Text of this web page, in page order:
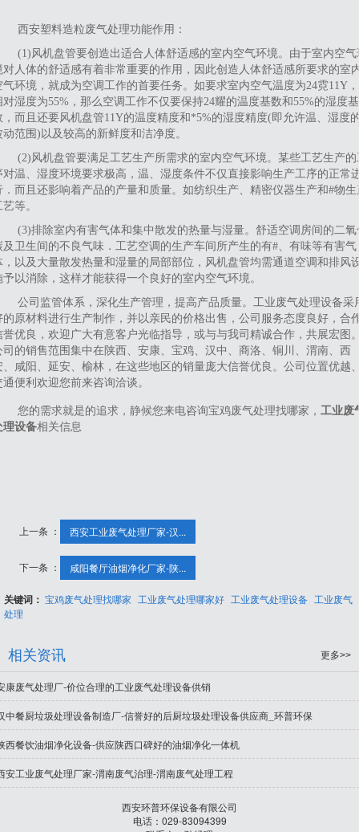
西安塑料造粒废气处理功能作用：
(1)风机盘管要创造出适合人体舒适感的室内空气环境。由于室内空气
对人体的舒适感有着非常重要的作用，因此创造人体舒适感所要求的室
气环境，就成为空调工作的首要任务。如要求室内空气温度为24霓11Y，
对湿度为55%，那么空调工作不仅要保持24耀的温度基数和55%的湿度基
，而且还要风机盘管11Y的温度精度和*5%的湿度精度(即允许温、湿度
动范围)以及较高的新鲜度和洁净度。
(2)风机盘管要满足工艺生产所需求的室内空气环境。某些工艺生产的
对温、湿度环境要求极高，温、湿度条件不仅直接影响生产工序的正常
．而且还影响着产品的产量和质量。如纺织生产、精密仪器生产和#物生
等。
(3)排除室内有害气体和集中散发的热量与湿量。舒适空调房间的二氧
及卫生间的不良气味．工艺空调的生产车间所产生的有#、有味等有害气
，以及大量散发热量和湿量的局部部位，风机盘管均需通道空调和排风
予以消除，这样才能获得一个良好的室内空气环境。
公司监管体系，深化生产管理，提高产品质量。工业废气处理设备采
的原材料进行生产制作，并以亲民的价格出售，公司服务态度良好，合
誉优良，欢迎广大有意客户光临指导，或与与我司精诚合作，共展宏图
司的销售范围集中在陕西、安康、宝鸡、汉中、商洛、铜川、渭南、西
、咸阳、延安、榆林，在这些地区的销量庞大信誉优良。公司位置优越
通便利欢迎您前来咨询洽谈。
您的需求就是的追求，静候您来电咨询宝鸡废气处理找哪家， 工业废
理设备相关信息
上一条 ： 西安工业废气处理厂家-汉...
下一条 ： 咸阳餐厅油烟净化厂家-陕...
关键词： 宝鸡废气处理找哪家 工业废气处理哪家好 工业废气处理设备 工业废气
处理
相关资讯 更多>>
康废气处理厂-价位合理的工业废气处理设备供销
中餐厨垃圾处理设备制造厂-信誉好的后厨垃圾处理设备供应商_环普环保
西餐饮油烟净化设备-供应陕西口碑好的油烟净化一体机
安工业废气处理厂家-渭南废气治理-渭南废气处理工程
西安环普环保设备有限公司
电话：029-83094399